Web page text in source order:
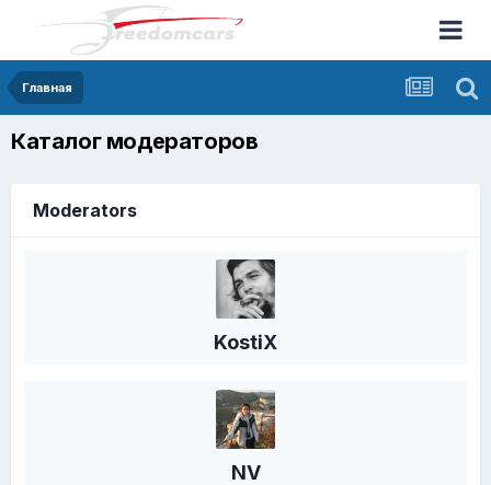
Главная
Каталог модераторов
Moderators
KostiX
NV